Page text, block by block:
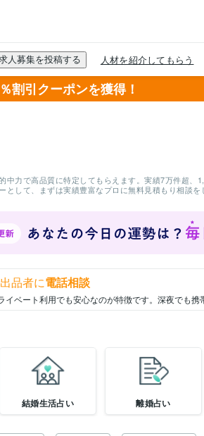
割引クーポンを獲得！
力で高品質に特定してもらえます。実績7万件超
して、まずは実績豊富なプロに無料見積もり相談を
品者に電話相談
ベート利用でも安心なのが特徴です。深夜でも携
結婚生活占い 離婚占い